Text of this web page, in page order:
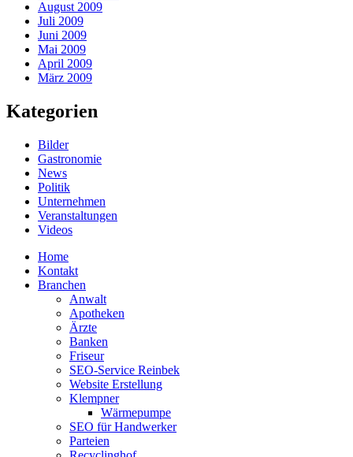
August 2009
Juli 2009
Juni 2009
Mai 2009
April 2009
März 2009
Kategorien
Bilder
Gastronomie
News
Politik
Unternehmen
Veranstaltungen
Videos
Home
Kontakt
Branchen
Anwalt
Apotheken
Ärzte
Banken
Friseur
SEO-Service Reinbek
Website Erstellung
Klempner
Wärmepumpe
SEO für Handwerker
Parteien